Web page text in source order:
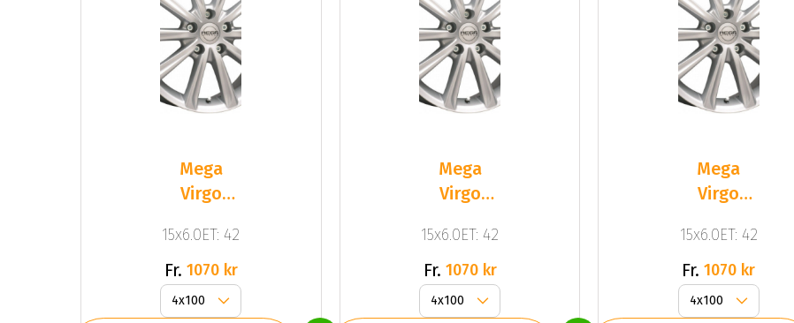
Mega
Virgo
15x6.0ET: 42
Fr. 1070 kr
Mega
Virgo
15x6.0ET: 42
Fr. 1070 kr
Mega
Virgo
15x6.0ET: 42
Fr. 1070 kr